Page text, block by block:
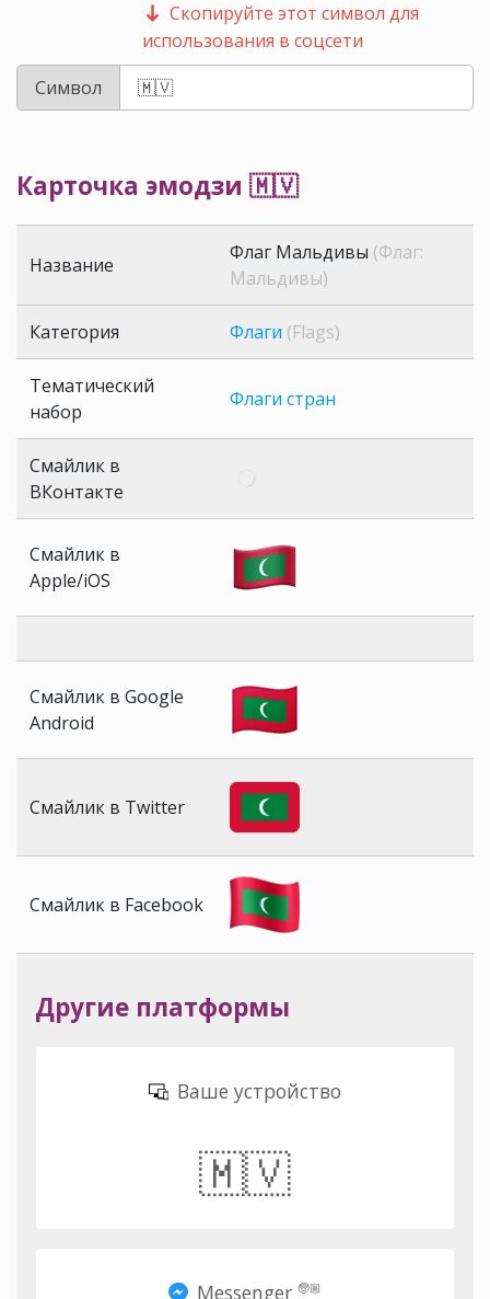
Скопируйте этот символ для
использования в соцсети
Символ
Карточка эмодзи 🇲🇻
Название
Флаг Мальдивы (Флаг:
Мальдивы)
Категория Флаги (Flags)
Тематический
набор
Флаги стран
Смайлик в
ВКонтакте
Смайлик в
Apple/iOS
Смайлик в Google
Android
Смайлик в Twitter
Смайлик в Facebook
Другие платформы
Ваше устройство
🇲🇻
Messenger 🧓🏼